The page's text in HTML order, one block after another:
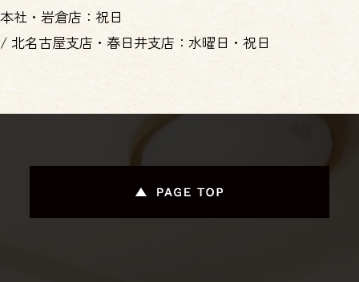
春日井支店0568-86-5881
【受付時間】
9：00～18：00 【定休日】
北名古屋支店・春日井支店：水曜日・祝日